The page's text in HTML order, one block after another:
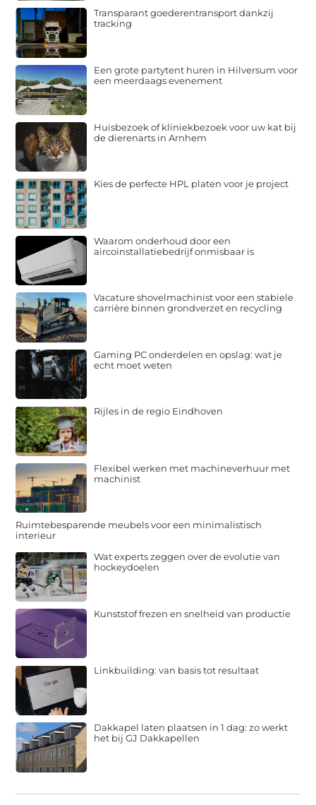
Transparant goederentransport dankzij
tracking
Een grote partytent huren in Hilversum voor
een meerdaags evenement
Huisbezoek of kliniekbezoek voor uw kat bij
de dierenarts in Arnhem
Kies de perfecte HPL platen voor je project
Waarom onderhoud door een
aircoinstallatiebedrijf onmisbaar is
Vacature shovelmachinist voor een stabiele
carrière binnen grondverzet en recycling
Gaming PC onderdelen en opslag: wat je
echt moet weten
Rijles in de regio Eindhoven
Flexibel werken met machineverhuur met
machinist
Ruimtebesparende meubels voor een minimalistisch
interieur
Wat experts zeggen over de evolutie van
hockeydoelen
Kunststof frezen en snelheid van productie
Linkbuilding: van basis tot resultaat
Dakkapel laten plaatsen in 1 dag: zo werkt
het bij GJ Dakkapellen